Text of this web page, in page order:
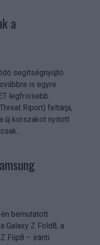
a
segítségnyújtó
is egyre
legfrissebb
Riport) feltárja,
új korszakot nyitott
bemutatott
Galaxy Z Fold8, a
Flip8 – iránti